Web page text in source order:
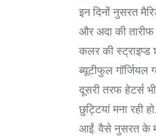
इन दिनों नुसरत
और अदा की
कलर की स्ट्राइप्ड
ब्यूटीफुल
दूसरी तरफ हेटर्स
छुट्टियां मना रही
आईं. वैसे नुसरत के